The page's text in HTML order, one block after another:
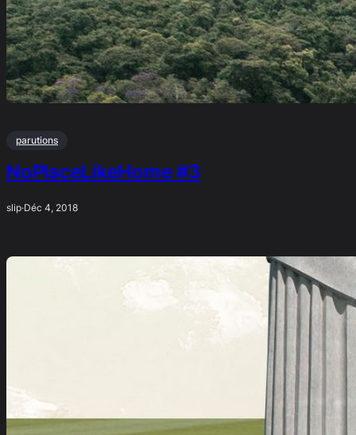
parutions
NoPlaceLikeHome #3
slip·Déc 4, 2018